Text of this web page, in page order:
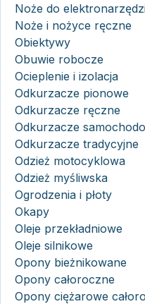
Noże do
Noże i nożyce ręczne
Obiektywy
Obuwie robocze
Ocieplenie i izolacja
Odkurzacze pionowe
Odkurzacze ręczne
Odkurzacze
Odkurzacze tradycyjne
Odzież motocyklowa
Odzież myśliwska
Ogrodzenia i płoty
Okapy
Oleje przekładniowe
Oleje silnikowe
Opony bieżnikowane
Opony całoroczne
Opony ciężarowe